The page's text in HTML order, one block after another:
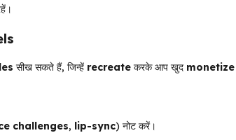
सीख सकते हैं, जिन्हें recreate करके आप खुद monetize
challenges, lip-sync) नोट करें।